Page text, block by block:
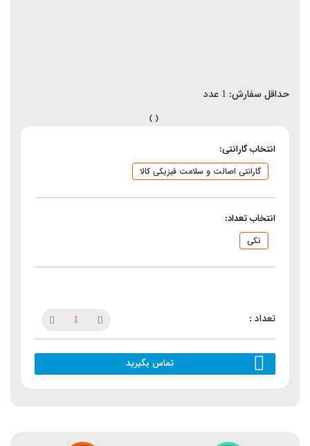
حداقل سفارش: 1 عدد
انتخاب گارانتی:
گارانتی اصالت و سلامت فیزیکی کالا
انتخاب تعداد:
تکی
تماس بگیرید